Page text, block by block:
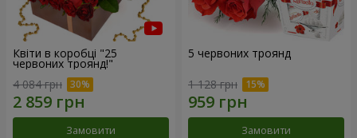
Квіти в коробці "25
червоних троянд!"
4 084 грн
Замовити
5 червоних троянд
1 128 грн
Замовити